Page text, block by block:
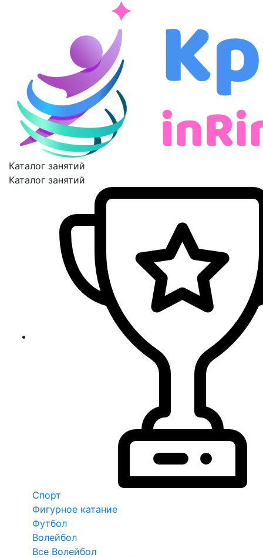
Каталог занятий
Каталог занятий
Спорт
Фигурное катание
Футбол
Волейбол
Все Волейбол